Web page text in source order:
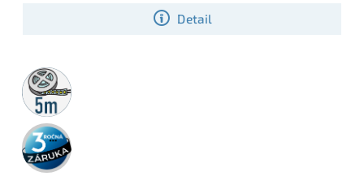
Detail
5m
rolka
3 roky
záruka